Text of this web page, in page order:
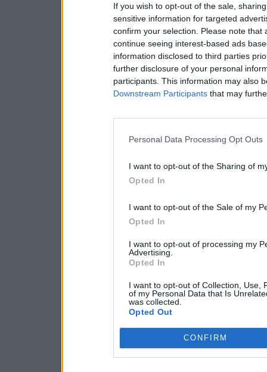
If you wish to opt-out of the sale,
sensitive information for targeted
confirm your selection. Please note
continue seeing interest-based ads
information disclosed to third parties
further disclosure of your personal
participants. This information may also
Downstream Participants that may
Personal Data Processing Opt Outs
I want to opt-out of the Sharing of
Opted In
I want to opt-out of the Sale of my
Opted In
I want to opt-out of processing my
Advertising.
Opted In
I want to opt-out of Collection, Use,
of my Personal Data that Is
was collected.
Opted Out
CONFIRM